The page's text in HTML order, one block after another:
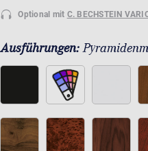
Optional mit C. BECHSTEIN
Ausführungen: